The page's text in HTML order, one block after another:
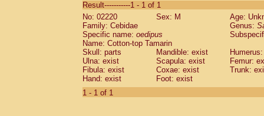
CebidaeSaguinus labiatus(0)
Cebidae Saguinus leucopus (0)
Cebidae
CebidaeSaguinus mystax
Cebidae Saguinus nigricollis (1)
Cebidae Saguinus oedipus
Cebidae Saguinus weddelli
Cebidae Saguinusspp.
Cebidae
Result-----------1 - 1 of 1
No: 02220
Sex: M
Age:
Family: Cebidae
Genus:
Specific name: oedipus
Name: Cotton-top Tamarin
Skull: parts
Mandible: exist
Ulna: exist
Scapula: exist
Femur:
Fibula: exist
Coxae: exist
Trunk:
Hand: exist
Foot: exist
1 - 1 of 1